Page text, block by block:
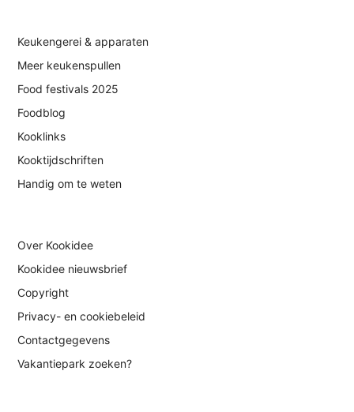
Keukengerei & apparaten
Meer keukenspullen
Food festivals 2025
Foodblog
Kooklinks
Kooktijdschriften
Handig om te weten
Over Kookidee
Kookidee nieuwsbrief
Copyright
Privacy- en cookiebeleid
Contactgegevens
Vakantiepark zoeken?